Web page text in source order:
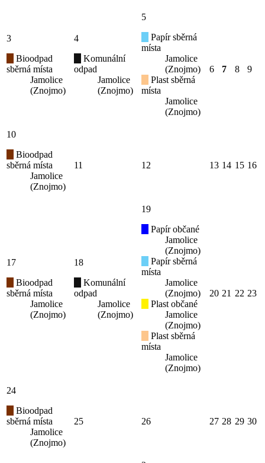
3
Bioodpad
sběrná místa
Jamolice
(Znojmo)
4
Komunální
odpad
Jamolice
(Znojmo)
5
Papír sběrná
místa
Jamolice
(Znojmo)
Plast sběrná
místa
Jamolice
(Znojmo)
6 7 8 9
10
Bioodpad
sběrná místa
Jamolice
(Znojmo)
11 12 13 14 15 16
17
Bioodpad
sběrná místa
Jamolice
(Znojmo)
18
Komunální
odpad
Jamolice
(Znojmo)
19
Papír občané
Jamolice
(Znojmo)
Papír sběrná
místa
Jamolice
(Znojmo)
Plast občané
Jamolice
(Znojmo)
Plast sběrná
místa
Jamolice
(Znojmo)
20 21 22 23
24
Bioodpad
sběrná místa
Jamolice
(Znojmo)
25 26 27 28 29 30